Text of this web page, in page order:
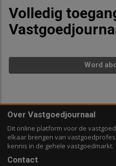
Volledig
Word
Over Vastgoedjournaal
Dit online platform voor de
elkaar brengen van
kennis in de gehele vastgoedmarkt.
Contact